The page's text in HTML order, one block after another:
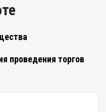
проведения торгов